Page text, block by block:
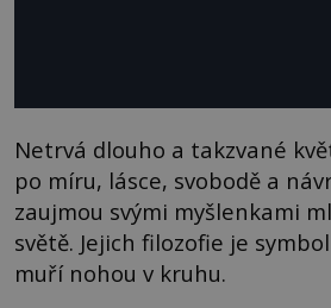
Netrvá dlouho a takzvané
po míru, lásce, svobodě a
zaujmou svými myšlenkami
světě. Jejich filozofie je
muří nohou v kruhu.